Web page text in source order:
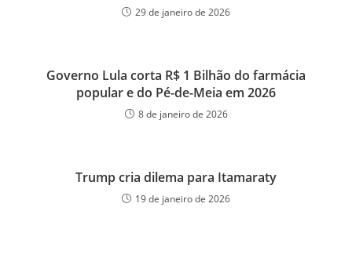
29 de janeiro de 2026
Governo Lula corta R$ 1 Bilhão do farmácia
popular e do Pé-de-Meia em 2026
8 de janeiro de 2026
Trump cria dilema para Itamaraty
19 de janeiro de 2026